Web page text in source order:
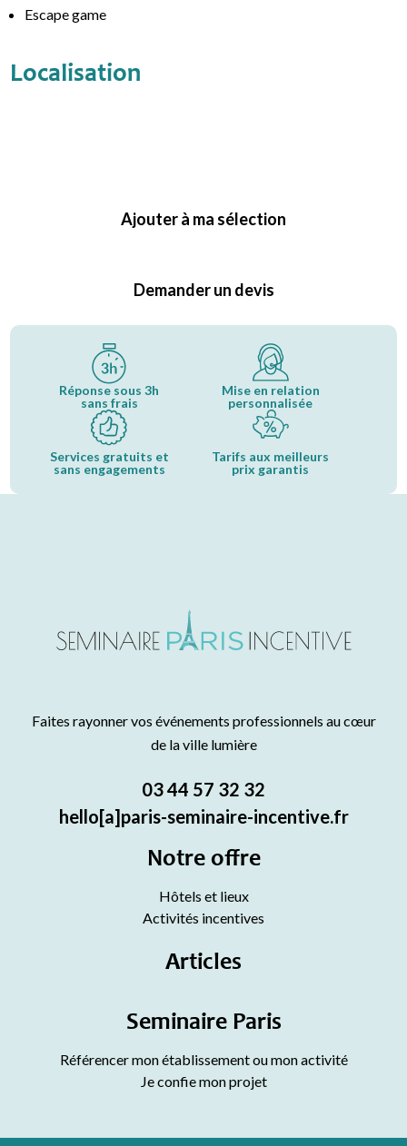
Escape game
Localisation
Ajouter à ma sélection
Demander un devis
Réponse sous 3h
sans frais
Mise en relation
personnalisée
Services gratuits et
sans engagements
Tarifs aux meilleurs
prix garantis
Faites rayonner vos événements professionnels au cœur
de la ville lumière
03 44 57 32 32
hello[a]paris-seminaire-incentive.fr
Notre offre
Hôtels et lieux
Activités incentives
Articles
Seminaire Paris
Référencer mon établissement ou mon activité
Je confie mon projet